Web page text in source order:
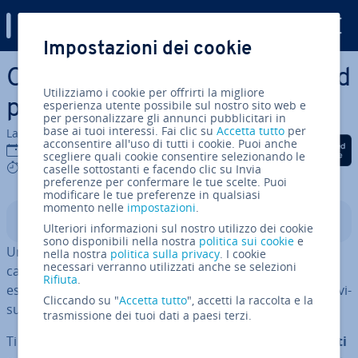
Vai al contenuto prin­ci­pa­le
Cloud per foto: i migliori cloud
per foto a confronto
La redazione di IONOS
28 ago 2025
7 mins
Condividi via Facebook
Condividi via Twitter
Condividi via
Indice
Un cloud per foto dovrebbe offrire sempre le seguenti
ca­rat­te­ri­sti­che di base: ar­chi­via­zio­ne cloud ampia ed
espan­di­bi­le, con­di­vi­sio­ne di foto, funzioni di modifica e vi­
sua­liz­za­zio­ne, crit­to­gra­fia e sicurezza dei dati.
Ti pre­sen­tia­mo i
cinque migliori cloud per foto gratuiti
Impostazioni dei cookie
Utilizziamo i cookie per offrirti la migliore
esperienza utente possibile sul nostro sito web e
per personalizzare gli annunci pubblicitari in
base ai tuoi interessi. Fai clic suAccetta tutto per
acconsentire all'uso di tutti i cookie. Puoi anche
scegliere quali cookie consentire selezionando le
caselle sottostanti e facendo clic su Invia
preferenze per confermare le tue scelte. Puoi
modificare le tue preferenze in qualsiasi
momento nelle impostazioni.
Ulteriori informazioni sul nostro utilizzo dei cookie
sono disponibili nella nostra politica sui cookie e
nella nostra politica sulla privacy. I cookie
necessari verranno utilizzati anche se selezioni
Rifiuta.
Cliccando su "Accetta tutto", accetti la raccolta e la
trasmissione dei tuoi dati a paesi terzi.